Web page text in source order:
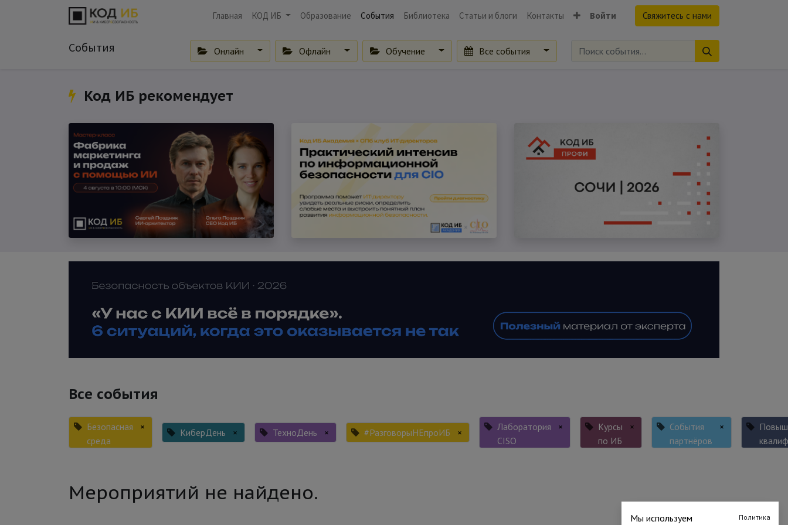
Главная КОД ИБ Образование События Библиотека Статьи и блоги Контакты Войти Свяжитесь с нами
События Онлайн Офлайн Обучение Все события
Код ИБ рекомендует
Все события
Безопасная
среда
× КиберДень × ТехноДень × #РазговорыНЕпроИБ ×
Лаборатория
CISO
×
Курсы
по ИБ
×
События
партнёров
×
Мероприятий не найдено.
Мы используем
Политика